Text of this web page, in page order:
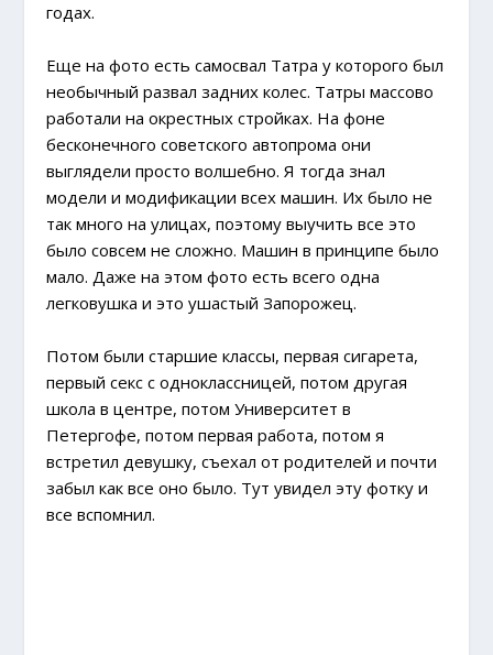
годах.
Еще на фото есть самосвал Татра у которого был
необычный развал задних колес. Татры массово
работали на окрестных стройках. На фоне
бесконечного советского автопрома они
выглядели просто волшебно. Я тогда знал
модели и модификации всех машин. Их было не
так много на улицах, поэтому выучить все это
было совсем не сложно. Машин в принципе было
мало. Даже на этом фото есть всего одна
легковушка и это ушастый Запорожец.
Потом были старшие классы, первая сигарета,
первый секс с одноклассницей, потом другая
школа в центре, потом Университет в
Петергофе, потом первая работа, потом я
встретил девушку, съехал от родителей и почти
забыл как все оно было. Тут увидел эту фотку и
все вспомнил.